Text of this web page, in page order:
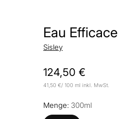
Eau Efficace
Sisley
Normaler
Preis
124,50 €
Stückpreis
41,50 €/
pro 100 ml inkl. MwSt.
Menge: 300ml